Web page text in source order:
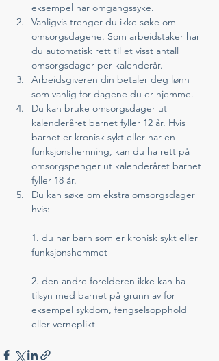
eksempel har omgangssyke.
Vanligvis trenger du ikke søke om
omsorgsdagene. Som arbeidstaker har
du automatisk rett til et visst antall
omsorgsdager per kalenderår.
Arbeidsgiveren din betaler deg lønn
som vanlig for dagene du er hjemme.
Du kan bruke omsorgsdager ut
kalenderåret barnet fyller 12 år. Hvis
barnet er kronisk sykt eller har en
funksjonshemning, kan du ha rett på
omsorgspenger ut kalenderåret barnet
fyller 18 år.
Du kan søke om ekstra omsorgsdager
hvis:
1. du har barn som er kronisk sykt eller
funksjonshemmet
2. den andre forelderen ikke kan ha
tilsyn med barnet på grunn av for
eksempel sykdom, fengselsopphold
eller verneplikt